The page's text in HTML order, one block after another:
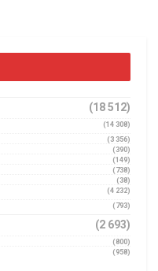
(18 512)
(14 308)
(3 356)
(390)
(149)
(738)
(38)
(4 232)
(793)
(2 693)
(800)
(958)